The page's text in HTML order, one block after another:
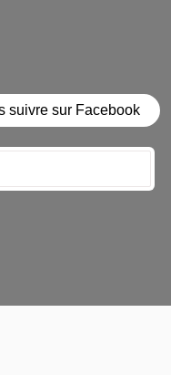
suivre sur Facebook